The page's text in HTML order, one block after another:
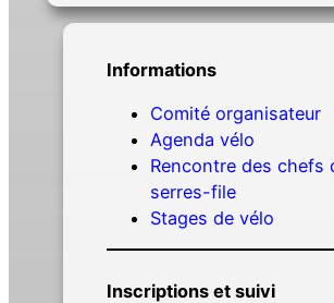
Informations
Comité organisateur
Agenda vélo
Rencontre des chefs
serres-file
Stages de vélo
Inscriptions et suivi